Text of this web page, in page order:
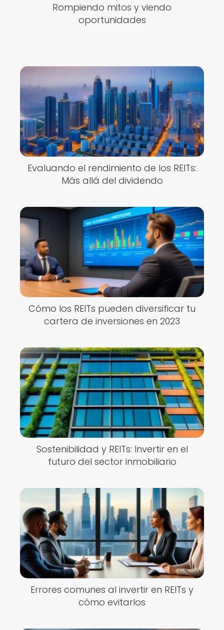
Rompiendo mitos y viendo
oportunidades
Evaluando el rendimiento de los REITs:
Más allá del dividendo
Cómo los REITs pueden diversificar tu
cartera de inversiones en 2023
Sostenibilidad y REITs: Invertir en el
futuro del sector inmobiliario
Errores comunes al invertir en REITs y
cómo evitarlos